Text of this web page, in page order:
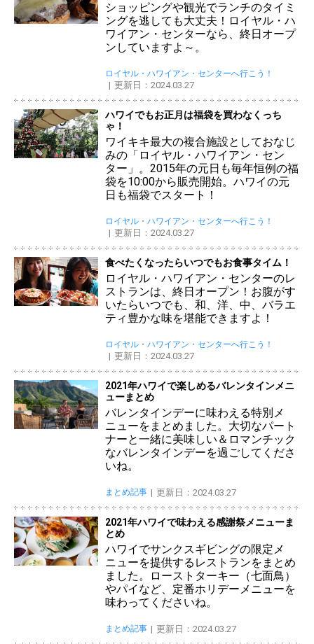
ショッピングや観光でランチのタイミ
ングを逃しても大丈夫！ロイヤル・ハ
ワイアン・センターなら、終日オープ
ンしていますよ～。
ロイヤル・ハワイアン・センターへ行こう！
更新日：2024.03.27
ハワイでもお正月は福袋を買わなくっち
ゃ！
ワイキキ最大の複合施設としておなじ
みの「ロイヤル・ハワイアン・セン
ター」。2015年の元日も毎年恒例の福
袋を10:00から販売開始。ハワイの元
日も福袋でスタート！
ロイヤル・ハワイアン・センターへ行こう！
更新日：2024.03.27
食べたくなったらいつでもお食事タイム！
ロイヤル・ハワイアン・センターのレ
ストランは、終日オープン！お腹がす
いたらいつでも、和、洋、中、バラエ
ティ豊かな味を堪能できますよ！
ロイヤル・ハワイアン・センターへ行こう！
更新日：2024.03.27
2021年ハワイで楽しめるバレンタインメニ
ューまとめ
バレンタインデーに味わえる特別メ
ニューをまとめました。大切なパート
ナーと一緒に美味しい＆ロマンチック
なバレンタインデーを過ごしてくださ
いね。
まとめ記事 更新日：2024.03.27
2021年ハワイで味わえる感謝祭メニューま
とめ
ハワイでサンクスギビングの限定メ
ニューを提供するレストランをまとめ
ました。ローストターキー（七面鳥）
やパイなど、定番ホリデーメニューを
味わってくださいね。
まとめ記事 更新日：2024.03.27